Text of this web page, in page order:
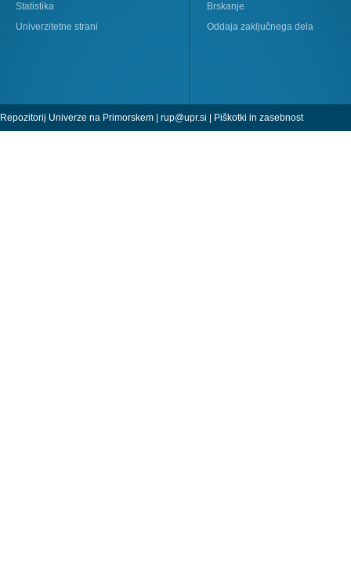
Statistika
Univerzitetne strani
Brskanje
Oddaja zaključnega dela
Repozitorij Univerze na Primorskem | rup@upr.si | Piškotki in zasebnost